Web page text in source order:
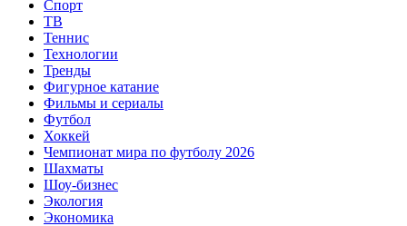
Спорт
ТВ
Теннис
Технологии
Тренды
Фигурное катание
Фильмы и сериалы
Футбол
Хоккей
Чемпионат мира по футболу 2026
Шахматы
Шоу-бизнес
Экология
Экономика